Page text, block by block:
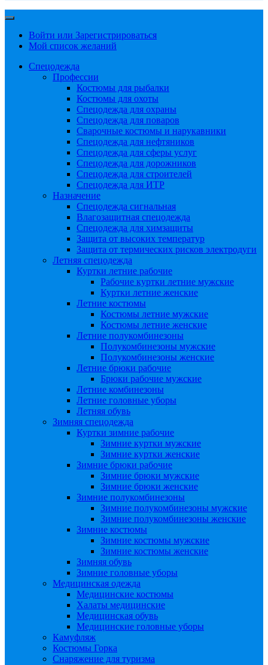
Войти или Зарегистрироваться
Мой список желаний
Спецодежда
Профессии
Костюмы для рыбалки
Костюмы для охоты
Спецодежда для охраны
Спецодежда для поваров
Сварочные костюмы и нарукавники
Спецодежда для нефтяников
Спецодежда для сферы услуг
Спецодежда для дорожников
Спецодежда для строителей
Спецодежда для ИТР
Назначение
Спецодежда сигнальная
Влагозащитная спецодежда
Спецодежда для химзащиты
Защита от высоких температур
Защита от термических рисков электродуги
Летняя спецодежда
Куртки летние рабочие
Рабочие куртки летние мужские
Куртки летние женские
Летние костюмы
Костюмы летние мужские
Костюмы летние женские
Летние полукомбинезоны
Полукомбинезоны мужские
Полукомбинезоны женские
Летние брюки рабочие
Брюки рабочие мужские
Летние комбинезоны
Летние головные уборы
Летняя обувь
Зимняя спецодежда
Куртки зимние рабочие
Зимние куртки мужские
Зимние куртки женские
Зимние брюки рабочие
Зимние брюки мужские
Зимние брюки женские
Зимние полукомбинезоны
Зимние полукомбинезоны мужские
Зимние полукомбинезоны женские
Зимние костюмы
Зимние костюмы мужские
Зимние костюмы женские
Зимняя обувь
Зимние головные уборы
Медицинская одежда
Медицинские костюмы
Халаты медицинские
Медицинская обувь
Медицинские головные уборы
Камуфляж
Костюмы Горка
Снаряжение для туризма